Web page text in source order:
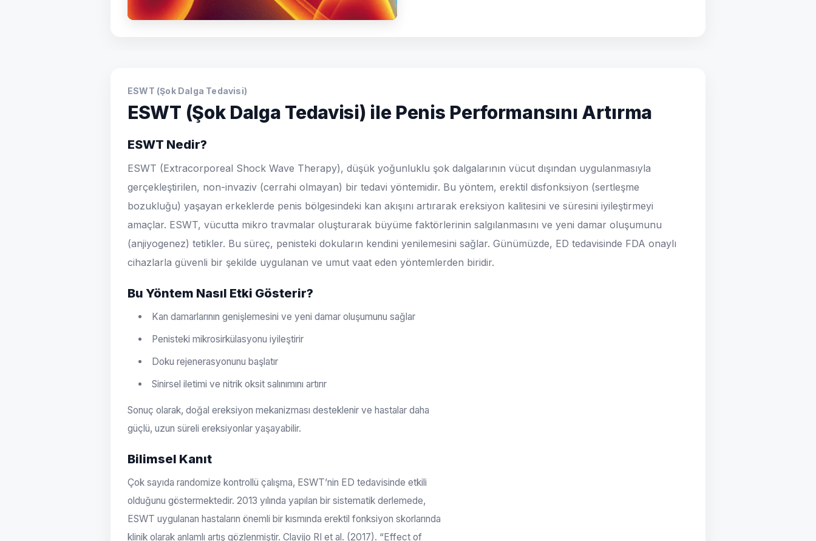
ESWT (Şok Dalga Tedavisi)
ESWT (Şok Dalga Tedavisi) ile Penis Performansını Artırma
ESWT Nedir?
ESWT (Extracorporeal Shock Wave Therapy), düşük yoğunluklu şok dalgalarının vücut dışından uygulanmasıyla
gerçekleştirilen, non-invaziv (cerrahi olmayan) bir tedavi yöntemidir. Bu yöntem, erektil disfonksiyon (sertleşme
bozukluğu) yaşayan erkeklerde penis bölgesindeki kan akışını artırarak ereksiyon kalitesini ve süresini iyileştirmeyi
amaçlar. ESWT, vücutta mikro travmalar oluşturarak büyüme faktörlerinin salgılanmasını ve yeni damar oluşumunu
(anjiyogenez) tetikler. Bu süreç, penisteki dokuların kendini yenilemesini sağlar. Günümüzde, ED tedavisinde FDA onaylı
cihazlarla güvenli bir şekilde uygulanan ve umut vaat eden yöntemlerden biridir.
Bu Yöntem Nasıl Etki Gösterir?
Kan damarlarının genişlemesini ve yeni damar oluşumunu sağlar
Penisteki mikrosirkülasyonu iyileştirir
Doku rejenerasyonunu başlatır
Sinirsel iletimi ve nitrik oksit salınımını artırır
Sonuç olarak, doğal ereksiyon mekanizması desteklenir ve hastalar daha
güçlü, uzun süreli ereksiyonlar yaşayabilir.
Bilimsel Kanıt
Çok sayıda randomize kontrollü çalışma, ESWT’nin ED tedavisinde etkili
olduğunu göstermektedir. 2013 yılında yapılan bir sistematik derlemede,
ESWT uygulanan hastaların önemli bir kısmında erektil fonksiyon skorlarında
klinik olarak anlamlı artış gözlenmiştir. Clavijo RI et al. (2017). “Effect of